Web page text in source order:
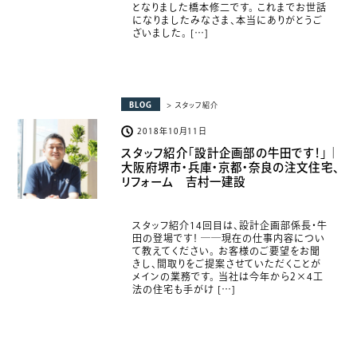
となりました橋本修二です。 これまでお世話
になりましたみなさま、本当にありがとうご
ざいました。 […]
BLOG > スタッフ紹介
2018年10月11日
スタッフ紹介「設計企画部の牛田です！」｜
大阪府堺市・兵庫・京都・奈良の注文住宅、
リフォーム 吉村一建設
スタッフ紹介14回目は、設計企画部係長・牛
田の登場です！ ――現在の仕事内容につい
て教えてください。 お客様のご要望をお聞
きし、間取りをご提案させていただくことが
メインの業務です。 当社は今年から2×4工
法の住宅も手がけ […]